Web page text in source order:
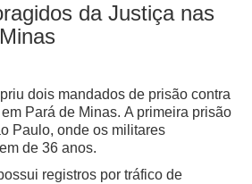
da Justiça nas
dois mandados de prisão contra
Pará de Minas.A primeira prisão
Paulo, onde os militares
de 36 anos.
registros por tráfico de